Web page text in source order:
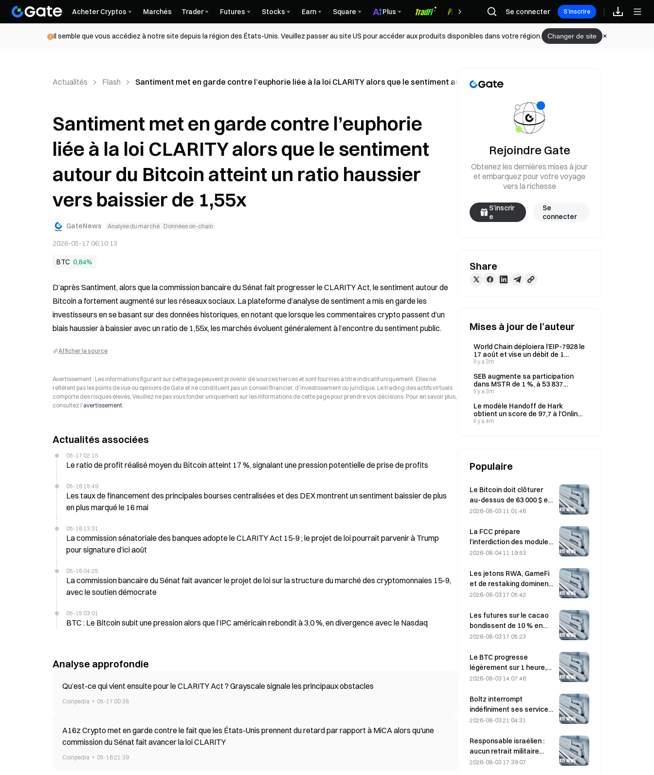
Acheter Cryptos Marchés Trader Futures Stocks Earn Square Plus Récompenses
Se connecter S’inscrire
Il semble que vous accédiez à notre site depuis la région des États-Unis. Veuillez passer au site US pour accéder aux produits disponibles dans votre région. Changer de site
Actualités Flash Santiment met en garde contre l’euphorie liée à la loi CLARITY alors que le sentiment autour du Bitcoin atteint un ratio haussier vers
Santiment met en garde contre l’euphorie
liée à la loi CLARITY alors que le sentiment
autour du Bitcoin atteint un ratio haussier
vers baissier de 1,55x
GateNews Analyse du marché Données on-chain
2026-05-17 06:10:13
BTC 0,84%
D’après Santiment, alors que la commission bancaire du Sénat fait progresser le CLARITY Act, le sentiment autour de
Bitcoin a fortement augmenté sur les réseaux sociaux. La plateforme d’analyse de sentiment a mis en garde les
investisseurs en se basant sur des données historiques, en notant que lorsque les commentaires crypto passent d’un
biais haussier à baissier avec un ratio de 1,55x, les marchés évoluent généralement à l’encontre du sentiment public.
Afficher la source
Avertissement : Les informations figurant sur cette page peuvent provenir de sources tierces et sont fournies à titre indicatif uniquement. Elles ne
reflètent pas les points de vue ou opinions de Gate et ne constituent pas un conseil financier, d’investissement ou juridique. Le trading des actifs virtuels
comporte des risques élevés. Veuillez ne pas vous fonder uniquement sur les informations de cette page pour prendre vos décisions. Pour en savoir plus,
consultez l’avertissement.
Actualités associées
05-17 02:15
Le ratio de profit réalisé moyen du Bitcoin atteint 17 %, signalant une pression potentielle de prise de profits
05-16 15:49
Les taux de financement des principales bourses centralisées et des DEX montrent un sentiment baissier de plus
en plus marqué le 16 mai
05-16 13:31
La commission sénatoriale des banques adopte le CLARITY Act 15-9 ; le projet de loi pourrait parvenir à Trump
pour signature d’ici août
05-16 04:25
La commission bancaire du Sénat fait avancer le projet de loi sur la structure du marché des cryptomonnaies 15-9,
avec le soutien démocrate
05-15 03:01
BTC : Le Bitcoin subit une pression alors que l’IPC américain rebondit à 3,0 %, en divergence avec le Nasdaq
Analyse approfondie
Qu’est-ce qui vient ensuite pour le CLARITY Act ? Grayscale signale les principaux obstacles
Coinpedia 05-17 00:38
A16z Crypto met en garde contre le fait que les États-Unis prennent du retard par rapport à MiCA alors qu'une
commission du Sénat fait avancer la loi CLARITY
Coinpedia 05-16 21:39
Rejoindre Gate
Obtenez les dernières mises à jour
et embarquez pour votre voyage
vers la richesse
S’inscrir
e
Se
connecter
Share
Mises à jour de l’auteur
World Chain déploiera l’EIP-7928 le
17 août et vise un débit de 1
gigagas/s
Il y a 3m
SEB augmente sa participation
dans MSTR de 1 %, à 53 837
actions, le 6 août
Il y a 3m
Le modèle Handoff de Hark
obtient un score de 97,7 à l’Online-
Mind2Web et devance les autres
Il y a 4m
Populaire
Le Bitcoin doit clôturer
au-dessus de 63 000 $ en
août pour confirmer le
selon une étude : cela
pourrait être multiplié par
10.
2026-08-03 11:01:46
La FCC prépare
l’interdiction des modules
optiques chinois pour
Xinyuan pourrait subir un
impact sur 27 % de sa part
de marché.
2026-08-04 11:19:53
Les jetons RWA, GameFi
et de restaking dominent
les performances du
2026-08-03 17:05:42
Les futures sur le cacao
bondissent de 10 % en
raison de préoccupations
rapprochent de 6 000
dollars la tonne
2026-08-03 17:05:23
Le BTC progresse
légèrement sur 1 heure,
+0,12 % : l’apaisement
l’alignement des
indicateurs macro
soutiennent le rebond à
2026-08-03 14:07:46
Boltz interrompt
indéfiniment ses services
de pont Bitcoin après des
2026-08-03 21:04:31
Responsable israélien :
aucun retrait militaire
avant que le Hamas ne
2026-08-03 17:39:07